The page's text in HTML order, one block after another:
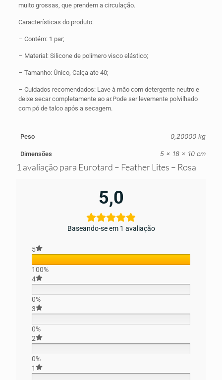
muito grossas, que prendem a circulação.
Características do produto:
– Contém: 1 par;
– Material: Silicone de polímero visco elástico;
– Tamanho: Único, Calça ate 40;
– Cuidados recomendados: Lave à mão com detergente neutro e
deixe secar completamente ao ar.Pode ser levemente polvilhado
com pó de talco após a secagem.
Peso 0,20000 kg
Dimensões 5 × 18 × 10 cm
1 avaliação para Eurotard – Feather Lites – Rosa
5,0
Baseando-se em 1 avaliação
5
100%
4
0%
3
0%
2
0%
1